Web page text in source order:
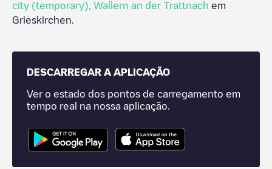
city (temporary) Wallern an der Trattnach em
Grieskirchen
DESCARREGAR A APLICAÇÃO
Ver o estado dos pontos de carregamento em
tempo real na nossa aplicação.